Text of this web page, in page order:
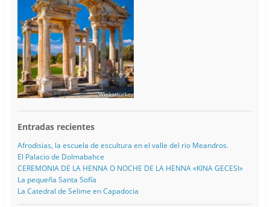
Entradas recientes
Afrodisias, la escuela de escultura en el valle del rio Meandros.
El Palacio de Dolmabahce
CEREMONIA DE LA HENNA O NOCHE DE LA HENNA «KINA GECESI»
La pequeña Santa Sofía
La Catedral de Selime en Capadocia